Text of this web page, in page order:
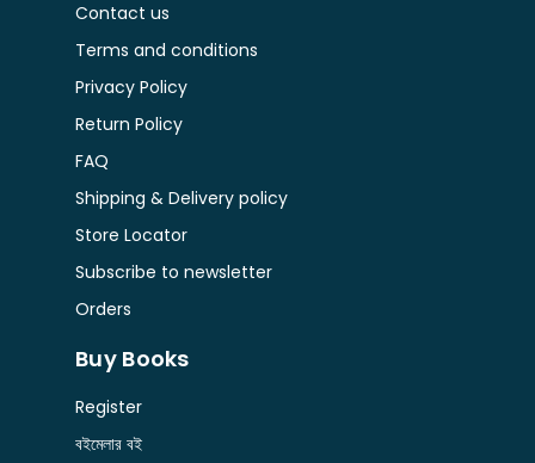
Contact us
Terms and conditions
Privacy Policy
Return Policy
FAQ
Shipping & Delivery policy
Store Locator
Subscribe to newsletter
Orders
Buy Books
Register
বইমেলার বই